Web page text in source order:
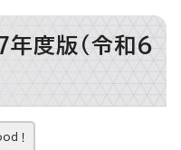
年度版（令和6
！